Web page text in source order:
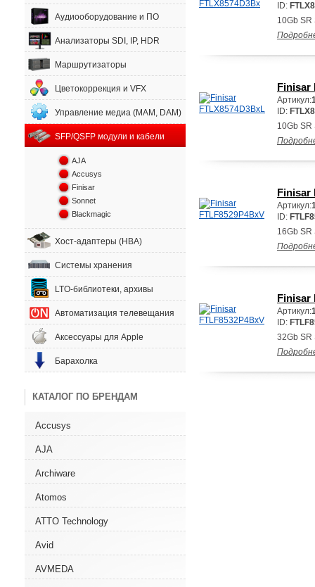
Аудиооборудование и ПО
Анализаторы SDI, IP, HDR
Маршрутизаторы
Цветокоррекция и VFX
Управление медиа (MAM, DAM)
SFP/QSFP модули и кабели
AJA
Accusys
Finisar
Sonnet
Blackmagic
Хост-адаптеры (HBA)
Системы хранения
LTO-библиотеки, архивы
Автоматизация телевещания
Аксессуары для Apple
Барахолка
КАТАЛОГ ПО БРЕНДАМ
Accusys
AJA
Archiware
Atomos
ATTO Technology
Avid
AVMEDA
ID:
10Gb SR
Finisar
Артикул:
ID:
10Gb SR
Finisar
Артикул:
ID:
16Gb SR
Finisar
Артикул:
ID:
32Gb SR